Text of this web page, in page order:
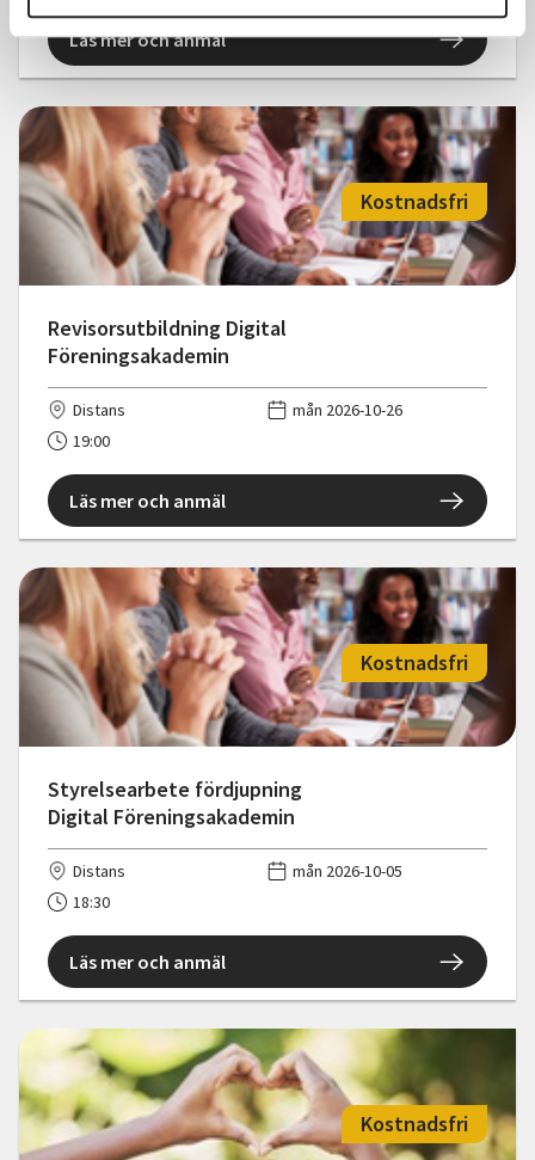
Läs mer och anmäl
Revisorsutbildning Digital
Föreningsakademin
Kostnadsfri
Distans
mån 2026-10-26
19:00
Läs mer och anmäl
Styrelsearbete fördjupning
Digital Föreningsakademin
Kostnadsfri
Distans
mån 2026-10-05
18:30
Läs mer och anmäl
Kostnadsfri